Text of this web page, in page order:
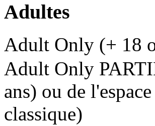
Adultes
Adult Only (+ 18
Adult Only
ans) ou de
classique)